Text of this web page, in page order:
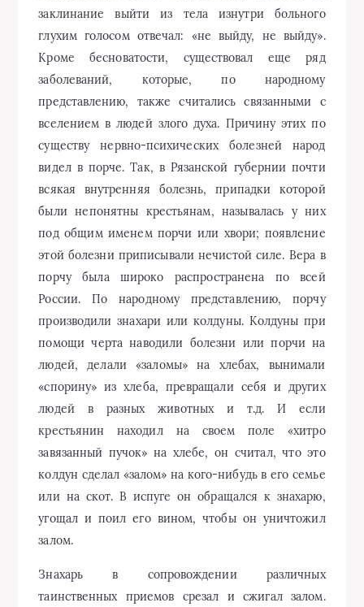
заклинание выйти из тела изнутри больного
глухим голосом отвечал: «не выйду, не выйду».
Кроме бесноватости, существовал еще ряд
заболеваний, которые, по народному
представлению, также считались связанными с
вселением в людей злого духа. Причину этих по
существу нервно-психических болезней народ
видел в порче. Так, в Рязанской губернии почти
всякая внутренняя болезнь, припадки которой
были непонятны крестьянам, называлась у них
под общим именем порчи или хвори; появление
этой болезни приписывали нечистой силе. Вера в
порчу была широко распространена по всей
России. По народному представлению, порчу
производили знахари или колдуны. Колдуны при
помощи черта наводили болезни или порчи на
людей, делали «заломы» на хлебах, вынимали
«спорину» из хлеба, превращали себя и других
людей в разных животных и т.д. И если
крестьянин находил на своем поле «хитро
завязанный пучок» на хлебе, он считал, что это
колдун сделал «залом» на кого-нибудь в его семье
или на скот. В испуге он обращался к знахарю,
угощал и поил его вином, чтобы он уничтожил
залом.
Знахарь в сопровождении различных
таинственных приемов срезал и сжигал залом.